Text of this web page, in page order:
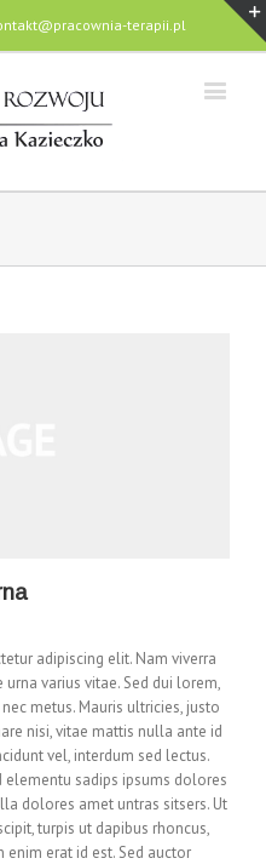
terapii.pl
adipiscing elit. Nam viverra
varius vitae. Sed dui lorem,
metus. Mauris ultricies, justo
nisi, vitae mattis nulla ante id
vel, interdum sed lectus.
sadips ipsums dolores
dolores amet untras sitsers. Ut
turpis ut dapibus rhoncus,
erat id est. Sed auctor